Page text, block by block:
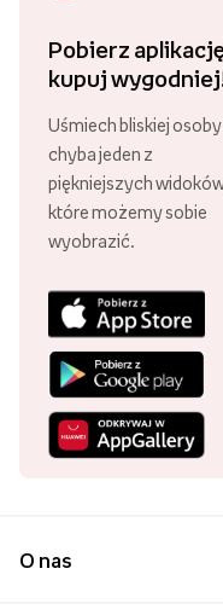
Pobierz
kupuj
Uśmiech bliskiej
chyba jeden z
piękniejszych
które możemy sobie
wyobrazić.
O nas